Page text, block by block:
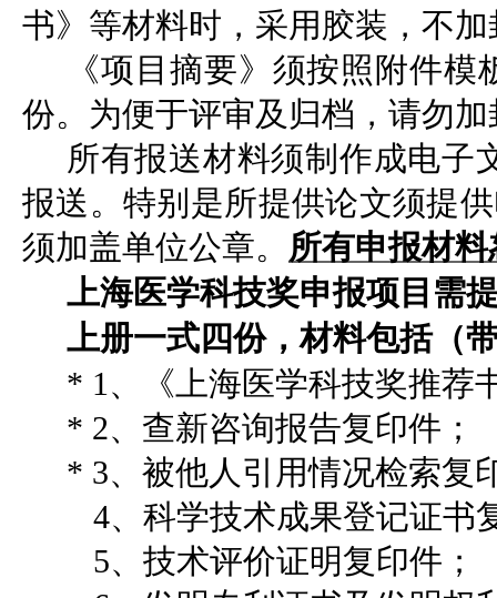
书》等材料时，采用胶装，不
《项目摘要》须按照附件
份。为便于评审及归档，请勿加
所有报送材料须制作成电子
报送。特别是所提供论文须提
须加盖单位公章。 所有申报材
上海医学科技奖申报项目 需
上册一式四份，材料包括（
* 1、《上海医学科技奖推荐
* 2、查新咨询报告复印件；
* 3、被他人引用情况检索复
4、科学技术成果登记证书
5、技术评价证明复印件；